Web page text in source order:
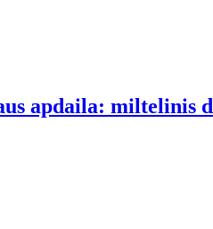
apdaila: miltelinis